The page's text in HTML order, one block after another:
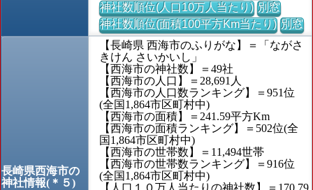
神社数順位(人口10万人当たり) 別窓
神社数順位(面積100平方Km当たり) 別窓
長崎県西海市の
神社情報(＊５)
【長崎県 西海市のふりがな】＝「ながさ
きけん さいかいし」
【西海市の神社数】＝49社
【西海市の人口】＝28,691人
【西海市の人口数ランキング】＝951位
(全国1,864市区町村中)
【西海市の面積】＝241.59平方Km
【西海市の面積ランキング】＝502位(全
国1,864市区町村中)
【西海市の世帯数】＝11,494世帯
【西海市の世帯数ランキング】＝916位
(全国1,864市区町村中)
【人口１０万人当たりの神社数】＝170.79